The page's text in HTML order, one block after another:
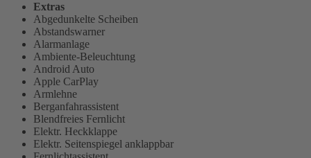
Extras
Abgedunkelte Scheiben
Abstandswarner
Alarmanlage
Ambiente-Beleuchtung
Android Auto
Apple CarPlay
Armlehne
Berganfahrassistent
Blendfreies Fernlicht
Elektr. Heckklappe
Elektr. Seitenspiegel anklappbar